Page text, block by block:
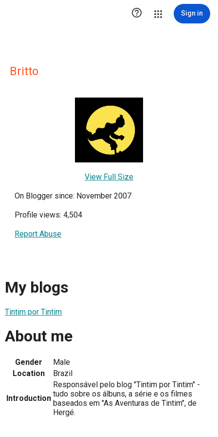
 Sign in
Britto
View Full Size
On Blogger since: November 2007
Profile views: 4,504
Report Abuse
My blogs
Tintim por Tintim
About me
Gender
Male
Location
Brazil
Introduction
Responsável pelo blog "Tintim por Tintim" -
tudo sobre os álbuns, a série e os filmes
baseados em "As Aventuras de Tintim", de
Hergé.